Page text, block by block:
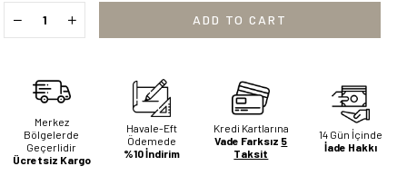
Merkez
Bölgelerde
Geçerlidir
Ücretsiz Kargo
Havale-Eft
Ödemede
%10 İndirim
Kredi Kartlarına
Vade Farksız 5
Taksit
14 Gün İçinde
İade Hakkı